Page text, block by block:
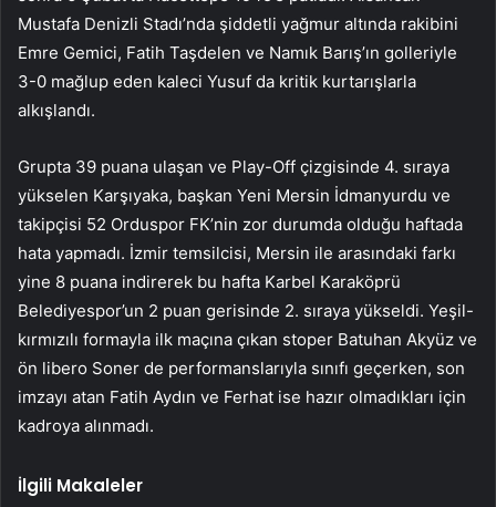
Mustafa Denizli Stadı’nda şiddetli yağmur altında rakibini
Emre Gemici, Fatih Taşdelen ve Namık Barış’ın golleriyle
3-0 mağlup eden kaleci Yusuf da kritik kurtarışlarla
alkışlandı.
Grupta 39 puana ulaşan ve Play-Off çizgisinde 4. sıraya
yükselen Karşıyaka, başkan Yeni Mersin İdmanyurdu ve
takipçisi 52 Orduspor FK’nin zor durumda olduğu haftada
hata yapmadı. İzmir temsilcisi, Mersin ile arasındaki farkı
yine 8 puana indirerek bu hafta Karbel Karaköprü
Belediyespor’un 2 puan gerisinde 2. sıraya yükseldi. Yeşil-
kırmızılı formayla ilk maçına çıkan stoper Batuhan Akyüz ve
ön libero Soner de performanslarıyla sınıfı geçerken, son
imzayı atan Fatih Aydın ve Ferhat ise hazır olmadıkları için
kadroya alınmadı.
İlgili Makaleler